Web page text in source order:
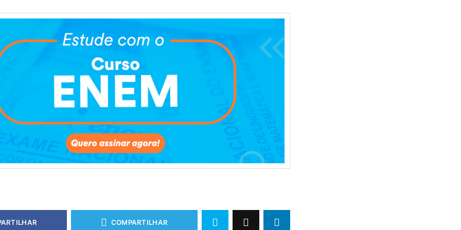
COMPARTILHAR